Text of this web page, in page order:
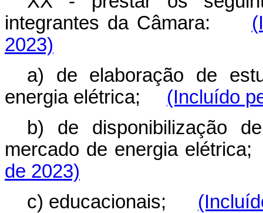
integrantes da Câmara:
2023)
a) de elaboração de
energia elétrica; (Incluído
b) de disponibilização
mercado de energia
de 2023)
c) educacionais;